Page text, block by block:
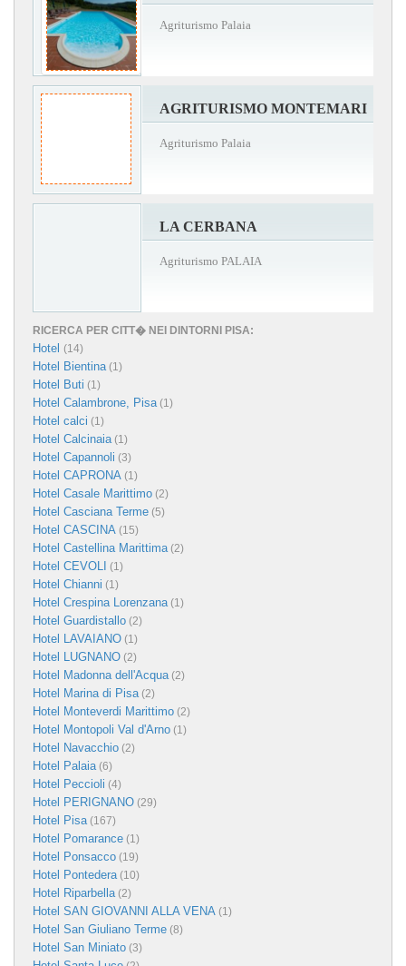
Agriturismo Palaia
AGRITURISMO MONTEMARI
Agriturismo Palaia
LA CERBANA
Agriturismo PALAIA
RICERCA PER CITT� NEI DINTORNI PISA:
Hotel (14)
Hotel Bientina(1)
Hotel Buti (1)
Hotel Calambrone, Pisa(1)
Hotel calci (1)
Hotel Calcinaia(1)
Hotel Capannoli (3)
Hotel CAPRONA (1)
Hotel Casale Marittimo (2)
Hotel Casciana Terme (5)
Hotel CASCINA (15)
Hotel Castellina Marittima(2)
Hotel CEVOLI (1)
Hotel Chianni (1)
Hotel Crespina Lorenzana(1)
Hotel Guardistallo (2)
Hotel LAVAIANO (1)
Hotel LUGNANO (2)
Hotel Madonna dell'Acqua(2)
Hotel Marina di Pisa(2)
Hotel Monteverdi Marittimo (2)
Hotel Montopoli Val d'Arno (1)
Hotel Navacchio (2)
Hotel Palaia(6)
Hotel Peccioli (4)
Hotel PERIGNANO (29)
Hotel Pisa(167)
Hotel Pomarance (1)
Hotel Ponsacco (19)
Hotel Pontedera(10)
Hotel Riparbella(2)
Hotel SAN GIOVANNI ALLA VENA (1)
Hotel San Giuliano Terme (8)
Hotel San Miniato (3)